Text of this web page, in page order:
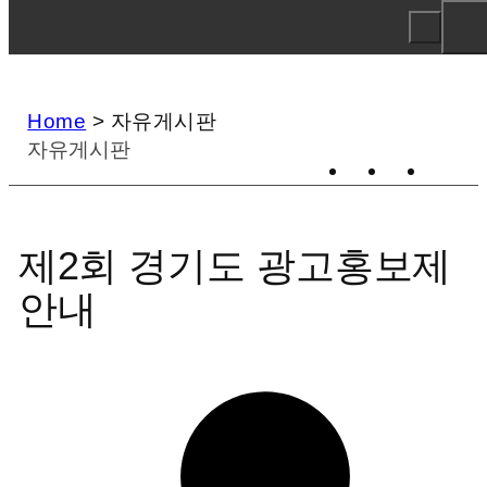
Home > 자유게시판
자유게시판
제2회 경기도 광고홍보제
안내